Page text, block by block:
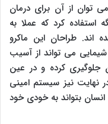
توان از آن برای درمان
استفاده کرد که عملا به
اند. طراحان این ماکرو
می تواند از آسیب
کرده و در عین
نهایت نیز سیستم امینی
بتواند به خودی خود